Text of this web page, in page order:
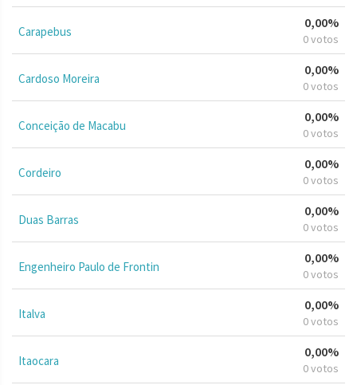
Carapebus
0,00%
0 votos
Cardoso Moreira
0,00%
0 votos
Conceição de Macabu
0,00%
0 votos
Cordeiro
0,00%
0 votos
Duas Barras
0,00%
0 votos
Engenheiro Paulo de Frontin
0,00%
0 votos
Italva
0,00%
0 votos
Itaocara
0,00%
0 votos